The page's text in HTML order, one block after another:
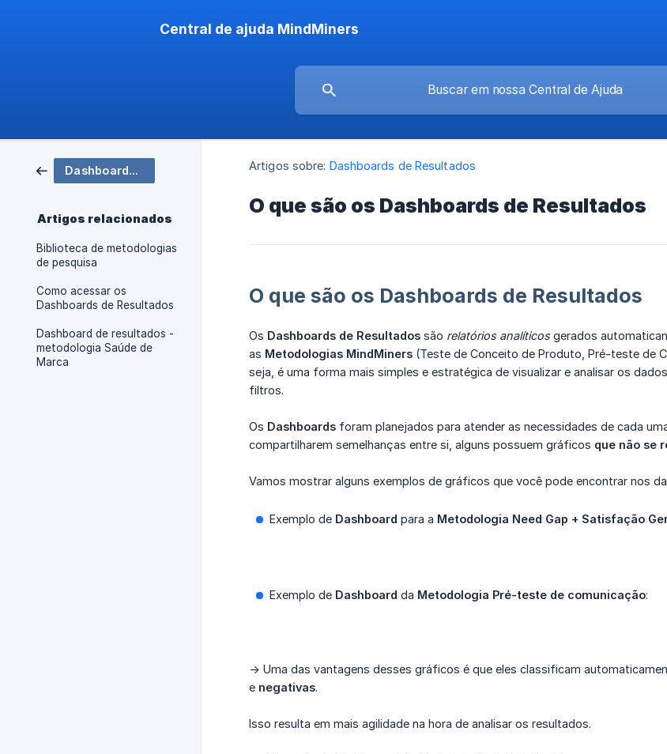
Central de ajuda MindMiners
Dashboards de Resultados
Artigos relacionados
Biblioteca de metodologias
de pesquisa
Como acessar os
Dashboards de Resultados
Dashboard de resultados -
metodologia Saúde de
Marca
Artigos sobre: Dashboards de Resultados
O que são os Dashboards de Resultados
O que são os Dashboards de Resultados
Os Dashboards de Resultados são relatórios analíticosgerados
as Metodologias MindMiners (Teste de Conceito de Produto, Pré-teste de
seja, é uma forma mais simples e estratégica de visualizar e analisar os
filtros.
Os Dashboards foram planejados para atender as necessidades de cada
compartilharem semelhanças entre si, alguns possuem gráficos que não se
Vamos mostrar alguns exemplos de gráficos que você pode encontrar nos
Exemplo de Dashboard para a Metodologia Need Gap + Satisfação
Exemplo de Dashboard da Metodologia Pré-teste de comunicação:
-> Uma das vantagens desses gráficos é que eles classificam
e negativas.
Isso resulta em mais agilidade na hora de analisar os resultados.